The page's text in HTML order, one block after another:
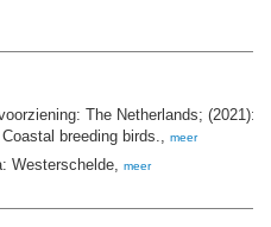
The Netherlands; (2021):
breeding birds.,
meer
Westerschelde, meer